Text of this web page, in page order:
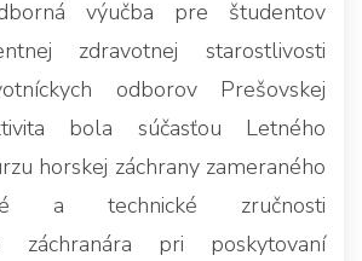
výučba pre študentov
zdravotnej starostlivosti
odborov Prešovskej
bola súčasťou Letného
horskej záchrany zameraného
a technické zručnosti
záchranára pri poskytovaní